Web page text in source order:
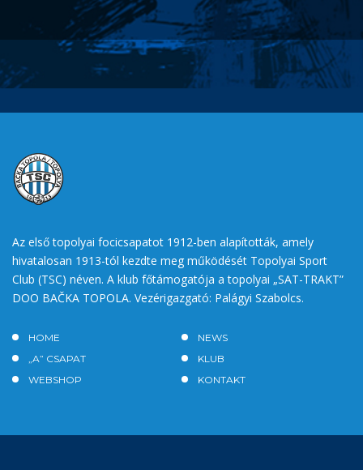
Az első topolyai focicsapatot 1912-ben alapították, amely
hivatalosan 1913-tól kezdte meg működését Topolyai Sport
Club (TSC) néven. A klub főtámogatója a topolyai „SAT-TRAKT”
DOO BAČKA TOPOLA. Vezérigazgató: Palágyi Szabolcs.
HOME
NEWS
„A” CSAPAT
KLUB
WEBSHOP
KONTAKT